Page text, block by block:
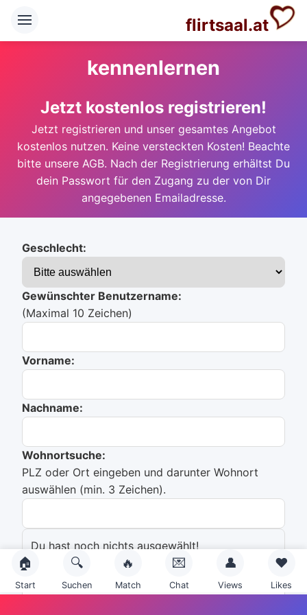
flirtsaal.at
kennenlernen
Jetzt kostenlos registrieren!
Jetzt registrieren und unser gesamtes Angebot
kostenlos nutzen. Keine versteckten Kosten! Beachte
bitte unsere AGB. Nach der Registrierung erhältst Du
dein Passwort für den Zugang zu der von Dir
angegebenen Emailadresse.
Geschlecht:
Gewünschter Benutzername:
(Maximal 10 Zeichen)
Vorname:
Nachname:
Wohnortsuche:
PLZ oder Ort eingeben und darunter Wohnort
auswählen (min. 3 Zeichen).
Du hast noch nichts ausgewählt!
Emailadresse:
🏠
Start
🔍
Suchen
🔥
Match
💌
Chat
👤
Views
❤️
Likes